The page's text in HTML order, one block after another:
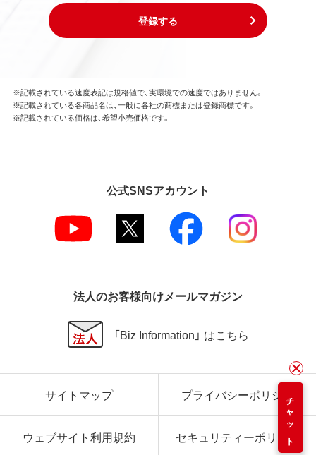
登録する
チャット
※記載されている速度表記は規格値で、実環境での速度ではありません。
※記載されている各商品名は、一般に各社の商標または登録商標です。
※記載されている価格は、希望小売価格です。
公式SNSアカウント
法人のお客様向けメールマガジン
「Biz Information」 はこちら
サイトマップ プライバシーポリシー
ウェブサイト利用規約 セキュリティーポリシー